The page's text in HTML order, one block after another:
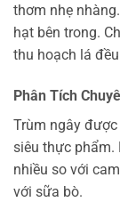
thơm nhẹ
hạt bên trong.
thu hoạch lá
Phân Tích
Trùm ngây
siêu thực phẩm.
nhiều so với
với sữa bò.